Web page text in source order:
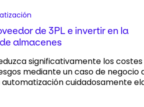
de 3PL e invertir en la
almacenes
significativamente los costes
mediante un caso de negocio
automatización cuidadosamente